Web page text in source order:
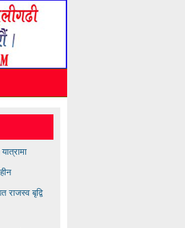
राजस्व बृद्वि